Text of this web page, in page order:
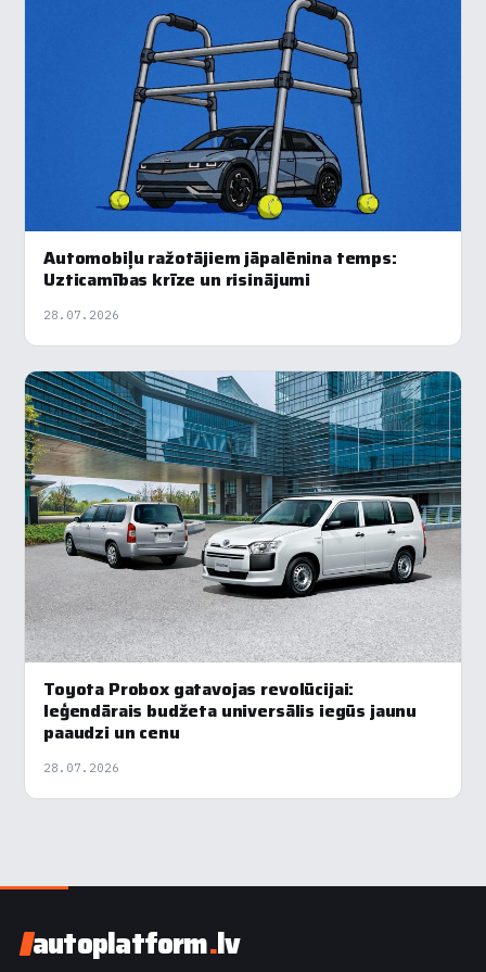
Automobiļu ražotājiem jāpalēnina temps:
Uzticamības krīze un risinājumi
28.07.2026
Toyota Probox gatavojas revolūcijai:
leģendārais budžeta universālis iegūs jaunu
paaudzi un cenu
28.07.2026
autoplatform.lv